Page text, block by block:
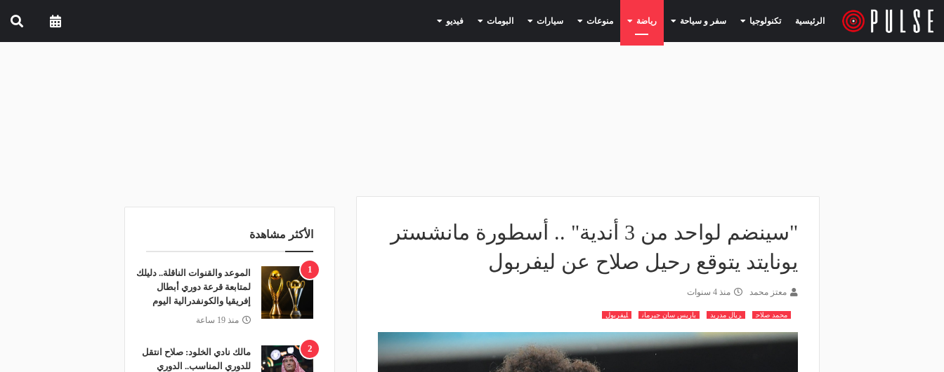
الرئيسية تكنولوجيا (current) سفر و سياحة (current) رياضة (current) منوعات (current) سيارات (current) البومات (current) فيديو (current)
"سينضم لواحد من 3 أندية" .. أسطورة مانشستر
يونايتد يتوقع رحيل صلاح عن ليفربول
معتز محمد منذ 4 سنوات
محمد صلاح ريال مدريد باريس سان جيرمان ليفربول
الأكثر مشاهدة
1
الموعد والقنوات الناقلة.. دليلك
لمتابعة قرعة دوري أبطال
إفريقيا والكونفدرالية اليوم
منذ 19 ساعة
2
مالك نادي الخلود: صلاح انتقل
للدوري المناسب.. الدوري